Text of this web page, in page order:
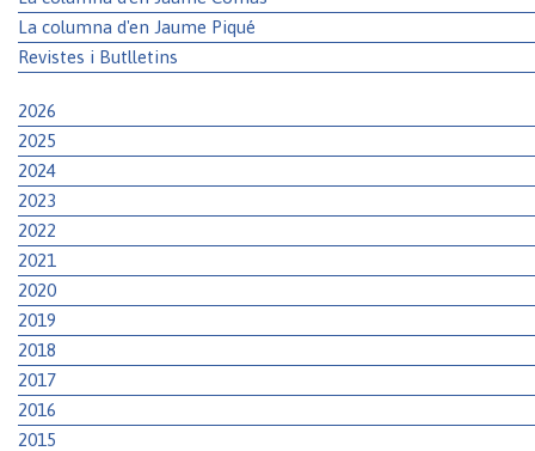
La columna d'en Jaume Piqué
Revistes i Butlletins
2026
2025
2024
2023
2022
2021
2020
2019
2018
2017
2016
2015